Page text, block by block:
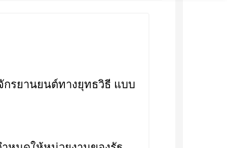
รยานยนต์ทางยุทธวิธี แบบ